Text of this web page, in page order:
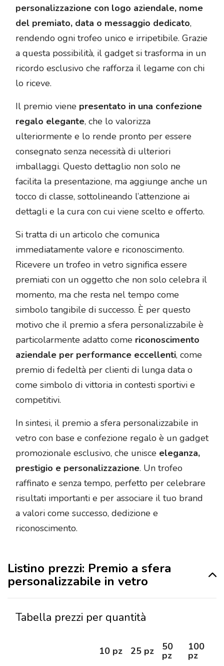
personalizzazione con logo aziendale, nome
del premiato, data o messaggio dedicato,
rendendo ogni trofeo unico e irripetibile. Grazie
a questa possibilità, il gadget si trasforma in un
ricordo esclusivo che rafforza il legame con chi
lo riceve.
Il premio viene presentato in una confezione
regalo elegante, che lo valorizza
ulteriormente e lo rende pronto per essere
consegnato senza necessità di ulteriori
imballaggi. Questo dettaglio non solo ne
facilita la presentazione, ma aggiunge anche un
tocco di classe, sottolineando l’attenzione ai
dettagli e la cura con cui viene scelto e offerto.
Si tratta di un articolo che comunica
immediatamente valore e riconoscimento.
Ricevere un trofeo in vetro significa essere
premiati con un oggetto che non solo celebra il
momento, ma che resta nel tempo come
simbolo tangibile di successo. È per questo
motivo che il premio a sfera personalizzabile è
particolarmente adatto come riconoscimento
aziendale per performance eccellenti, come
premio di fedeltà per clienti di lunga data o
come simbolo di vittoria in contesti sportivi e
competitivi.
In sintesi, il premio a sfera personalizzabile in
vetro con base e confezione regalo è un gadget
promozionale esclusivo, che unisce eleganza,
prestigio e personalizzazione. Un trofeo
raffinato e senza tempo, perfetto per celebrare
risultati importanti e per associare il tuo brand
a valori come successo, dedizione e
riconoscimento.
Listino prezzi: Premio a sfera
personalizzabile in vetro
Tabella prezzi per quantità
10 pz 25 pz 50
pz
100
pz